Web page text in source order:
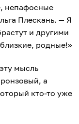
непафосные
Плескань. — Я
и другими
родные!»
мысль
а
кто-то уже